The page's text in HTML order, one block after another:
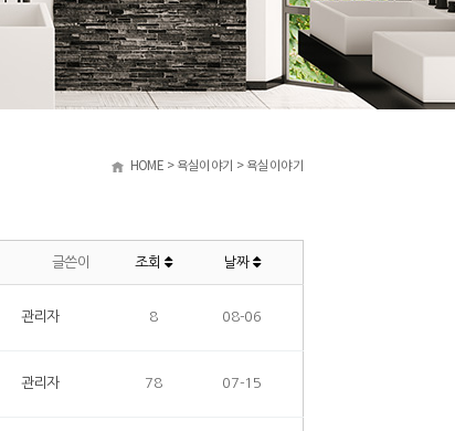
HOME > 욕실이야기 > 욕실이야기
글쓴이 조회 날짜
관리자 8 08-06
관리자 78 07-15